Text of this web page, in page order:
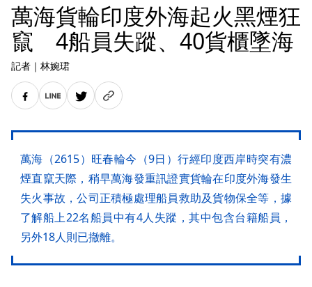
萬海貨輪印度外海起火黑煙狂
竄 4船員失蹤、40貨櫃墜海
記者 ｜ 林婉珺
萬海（2615）旺春輪今（9日）行經印度西岸時突有濃
煙直竄天際，稍早萬海發重訊證實貨輪在印度外海發生
失火事故，公司正積極處理船員救助及貨物保全等，據
了解船上22名船員中有4人失蹤，其中包含台籍船員，
另外18人則已撤離。